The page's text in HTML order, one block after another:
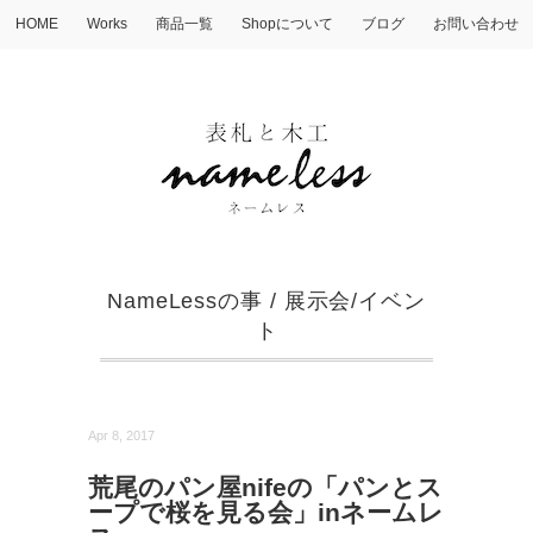
HOME Works 商品一覧 Shopについて ブログ お問い合わせ
NameLessの事 / 展示会/イベン
ト
Apr 8, 2017
荒尾のパン屋nifeの「パンとス
ープで桜を見る会」inネームレ